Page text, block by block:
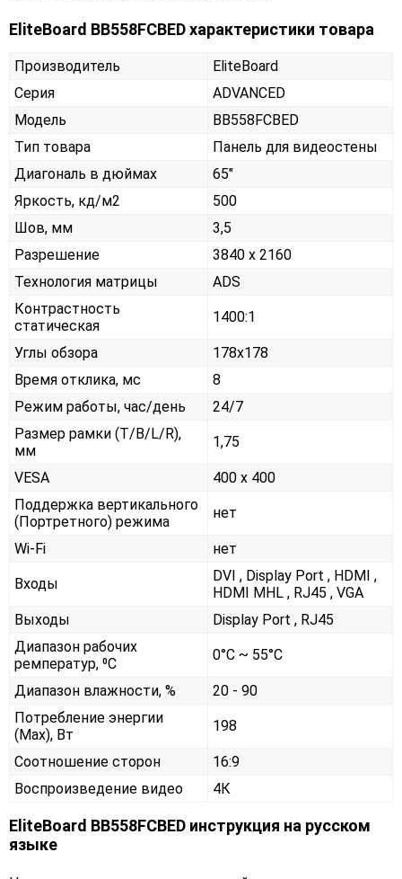
EliteBoard BB558FCBED характеристики товара
Производитель
EliteBoard
Серия
ADVANCED
Модель
BB558FCBED
Тип товара
Панель для видеостены
Диагональ в дюймах
65"
Яркость, кд/м2
500
Шов, мм
3,5
Разрешение
3840 x 2160
Технология матрицы
ADS
Контрастность
статическая
1400:1
Углы обзора
178x178
Время отклика, мс
8
Режим работы, час/день
24/7
Размер рамки (T/B/L/R),
мм
1,75
VESA
400 x 400
Поддержка вертикального
(Портретного) режима
нет
Wi-Fi нет
Входы
DVI , Display Port , HDMI ,
HDMI MHL , RJ45 , VGA
Выходы
Display Port , RJ45
Диапазон рабочих
ремператур, ⁰С
0°С ~ 55°С
Диапазон влажности, %
20 - 90
Потребление энергии
(Max), Вт
198
Соотношение сторон
16:9
Воспроизведение видео
4К
EliteBoard BB558FCBED инструкция на русском
языке